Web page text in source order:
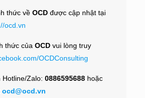
thức về OCD được cập nhật tại
ocd.vn
thức của OCD vui lòng truy
OCDConsulting
Hotline/Zalo: 0886595688 hoặc
ocd@ocd.vn